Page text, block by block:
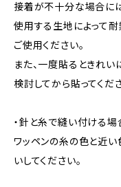
接着が不十分な場合に
使用する生地によって
ご使用ください。
また、一度貼るときれ
検討してから貼ってくださ
・針と糸で縫い付ける場
ワッペンの糸の色と近い
いしてください。